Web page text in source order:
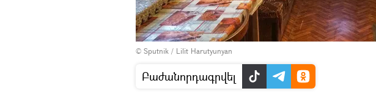
© Sputnik / Lilit Harutyunyan
Բաժանորդագրվել